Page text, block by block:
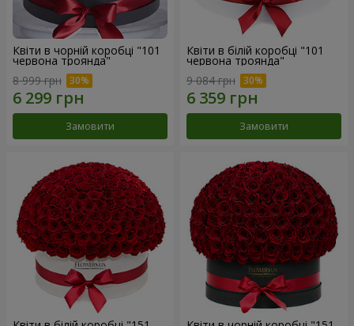
Квіти в чорній коробці "101
червона троянда"
8 999 грн
Замовити
Квіти в білій коробці "101
червона троянда"
9 084 грн
Замовити